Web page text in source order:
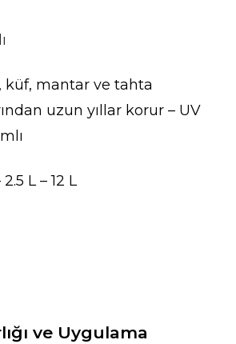
küf, mantar ve tahta
uzun yıllar korur – UV
L – 12 L
ve Uygulama